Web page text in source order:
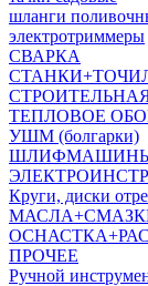
шланги
электротриммеры
СВАРКА
ТЕПЛОВОЕ
УШМ (болгарки)
Круги, диски
ПРОЧЕЕ
Ручной